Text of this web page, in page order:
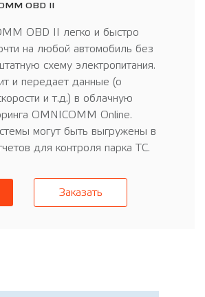
OBD II
OBD II легко и быстро
на любой автомобиль без
схему электропитания.
и передает данные (о
и т.д.) в облачную
OMNICOMM Online.
могут быть выгружены в
для контроля парка ТС.
Заказать